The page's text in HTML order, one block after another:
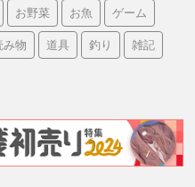
お野菜 お魚 ゲーム
み物 道具 釣り 雑記